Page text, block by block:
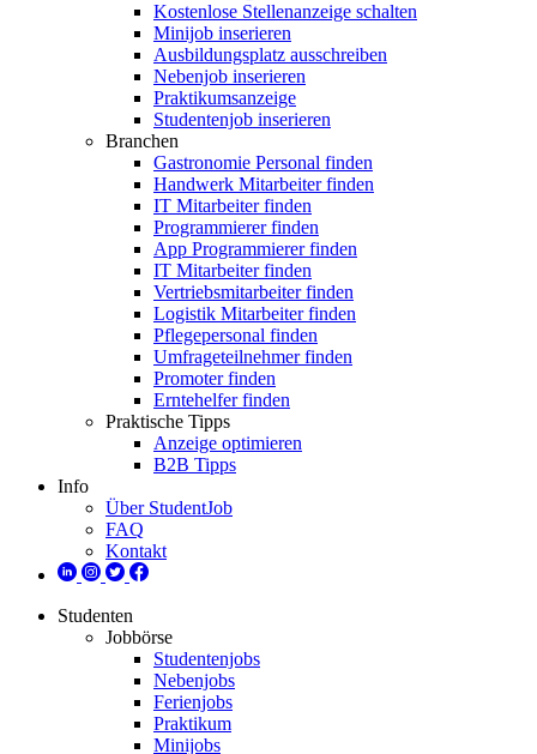
Kostenlose Stellenanzeige schalten
Minijob inserieren
Ausbildungsplatz ausschreiben
Nebenjob inserieren
Praktikumsanzeige
Studentenjob inserieren
Branchen
Gastronomie Personal finden
Handwerk Mitarbeiter finden
IT Mitarbeiter finden
Programmierer finden
App Programmierer finden
IT Mitarbeiter finden
Vertriebsmitarbeiter finden
Logistik Mitarbeiter finden
Pflegepersonal finden
Umfrageteilnehmer finden
Promoter finden
Erntehelfer finden
Praktische Tipps
Anzeige optimieren
B2B Tipps
Info
Über StudentJob
FAQ
Kontakt
Studenten
Jobbörse
Studentenjobs
Nebenjobs
Ferienjobs
Praktikum
Minijobs